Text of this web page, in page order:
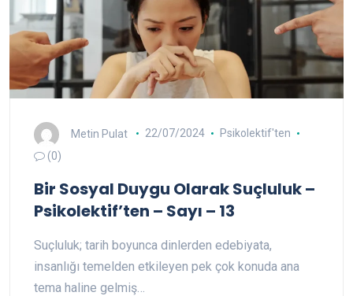
Metin Pulat 22/07/2024
Psikolektif'ten
(0)
Bir Sosyal Duygu Olarak Suçluluk –
Psikolektif’ten – Sayı – 13
Suçluluk; tarih boyunca dinlerden edebiyata,
insanlığı temelden etkileyen pek çok konuda ana
tema haline gelmiş…